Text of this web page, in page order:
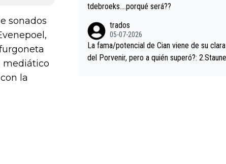
sonados
mediático
la
tdebroeks….porqué será??
trados
05-07-2026
La fama/potencial de Cian viene de su
del Porvenir, pero a quién superó?: